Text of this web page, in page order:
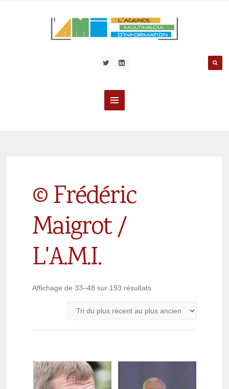
© Frédéric
Maigrot /
L'A.M.I.
Affichage de 33–48 sur 193 résultats